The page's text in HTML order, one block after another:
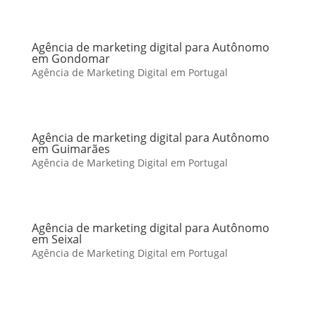
Agência de marketing digital para Autônomo
em Gondomar
Agência de Marketing Digital em Portugal
Agência de marketing digital para Autônomo
em Guimarães
Agência de Marketing Digital em Portugal
Agência de marketing digital para Autônomo
em Seixal
Agência de Marketing Digital em Portugal